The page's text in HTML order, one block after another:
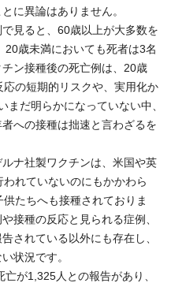
に異論はありません。
見ると、60歳以上が大多数を
歳未満においても死者は3名
ン接種後の死亡例は、20歳
の短期的リスクや、実用化か
まだ明らかになっていない中、
への接種は拙速と言わざるを
ナ社製ワクチンは、米国や英
れていないのにもかかわら
たちへも接種されておりま
接種の反応と見られる症例、
されている以外にも存在し、
状況です。
が1,325人との報告があり、